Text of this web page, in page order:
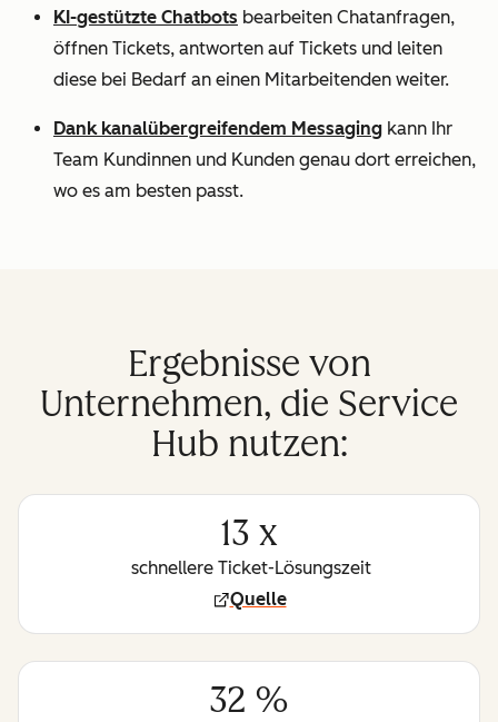
KI-gestützte Chatbots bearbeiten Chatanfragen,
öffnen Tickets, antworten auf Tickets und leiten
diese bei Bedarf an einen Mitarbeitenden weiter.
Dank kanalübergreifendem Messaging kann Ihr
Team Kundinnen und Kunden genau dort erreichen,
wo es am besten passt.
Ergebnisse von
Unternehmen, die Service
Hub nutzen:
13 x
schnellere Ticket-Lösungszeit
Quelle
32 %